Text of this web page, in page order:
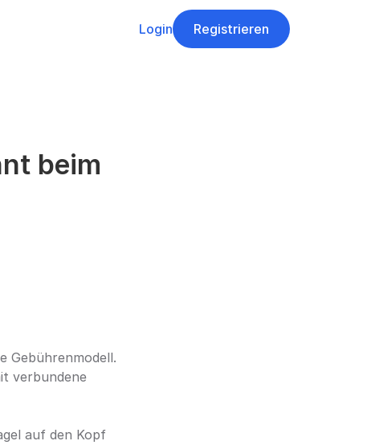
beim
Gebührenmodell.
verbundene
auf den Kopf
Login Registrieren